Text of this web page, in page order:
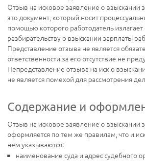
Отзыв на исковое заявление о взыскании
это документ, который носит
помощью которого работодатель
разбирательству о взыскании зарплаты
Представление отзыва не является
ответственности за его отсутствие не
Непредставление отзыва на иск о
не является помехой для рассмотрения
Содержание и
Отзыв на исковое заявление о взыскании
оформляется по тем же правилам, что и
нем указываются:
наименование суда и адрес судебного